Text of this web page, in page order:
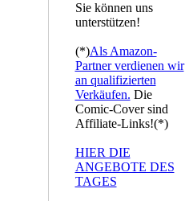
Sie können uns
unterstützen!
(*)Als Amazon-
Partner verdienen wir
an qualifizierten
Verkäufen. Die
Comic-Cover sind
Affiliate-Links!(*)
HIER DIE
ANGEBOTE DES
TAGES